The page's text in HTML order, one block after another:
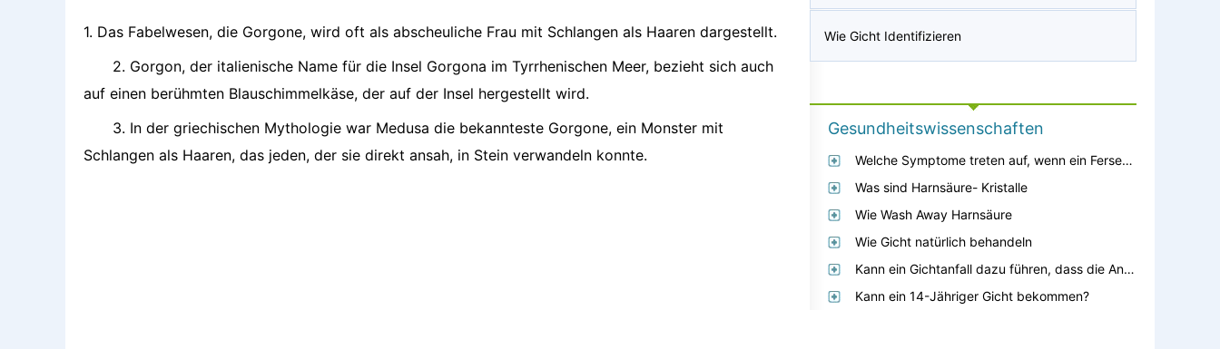
1. Das Fabelwesen, die Gorgone, wird oft als abscheuliche Frau mit Schlangen als Haaren dargestellt.
2. Gorgon, der italienische Name für die Insel Gorgona im Tyrrhenischen Meer, bezieht sich auch
auf einen berühmten Blauschimmelkäse, der auf der Insel hergestellt wird.
3. In der griechischen Mythologie war Medusa die bekannteste Gorgone, ein Monster mit
Schlangen als Haaren, das jeden, der sie direkt ansah, in Stein verwandeln konnte.
Wie Gicht Identifizieren
Gesundheitswissenschaften
Welche Symptome treten auf, wenn ein Fersensporn unbehandelt bleibt?
Was sind Harnsäure- Kristalle
Wie Wash Away Harnsäure
Wie Gicht natürlich behandeln
Kann ein Gichtanfall dazu führen, dass die Anzahl der weißen Blutkörperchen ansteigt?
Kann ein 14-Jähriger Gicht bekommen?